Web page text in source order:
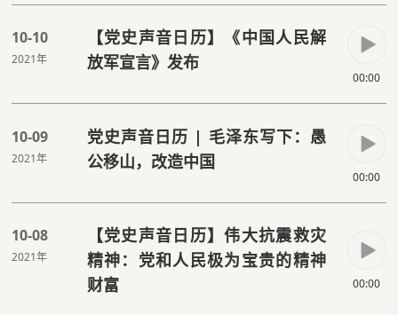
10-10
2021年
【党史声音日历】《中国人民解
放军宣言》发布
00:00
10-09
2021年
党史声音日历 | 毛泽东写下：愚
公移山，改造中国
00:00
10-08
2021年
【党史声音日历】伟大抗震救灾
精神：党和人民极为宝贵的精神
财富
00:00